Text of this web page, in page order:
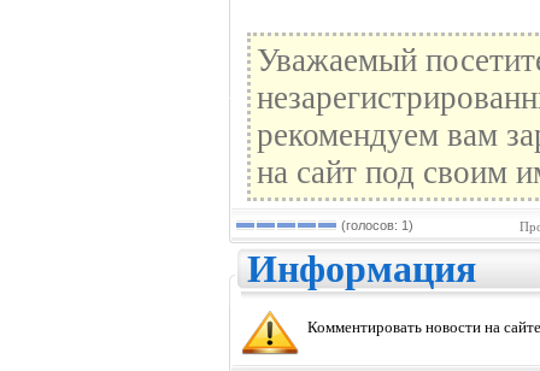
Уважаемый
рекомендуем вам
на сайт под своим
(голосов: 1)
Информация
Комментировать новости на